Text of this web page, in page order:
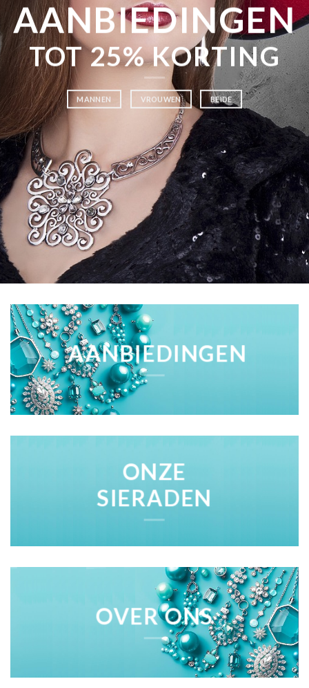
AANBIEDINGEN
TOT 25% KORTING
MANNEN VROUWEN BEIDE
AANBIEDINGEN
ONZE
SIERADEN
OVER ONS